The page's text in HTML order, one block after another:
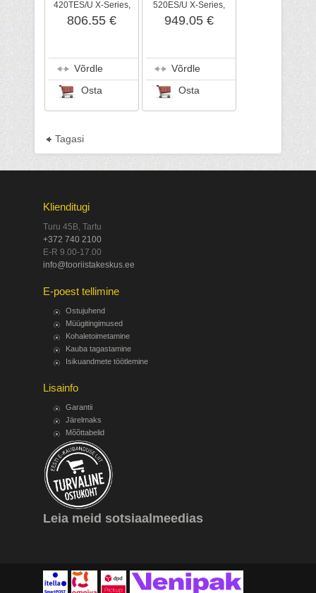
420TES/U X-Series,
ECHO
806.55 €
Võrdle
Osta
520ES/U X-Series,
ECHO
949.05 €
Võrdle
Osta
Tagasi
Klienditugi
Turu 45B, Tartu
+372 740 2100
E-R 9.00-17.00
info@tooriistakeskus.ee
E-poest tellimine
Ostujuhend
Müügitingimused
Kohaletoimetamine
Kauba tagastamine
Isikuandmete töötlemine
Lisainfo
Garantii
Järelmaks
Mõõttabelid
Leia meid sotsiaalmeedias